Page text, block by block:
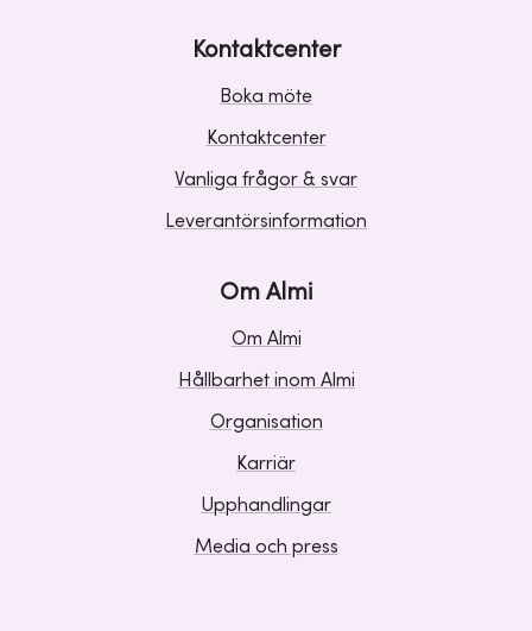
Kontaktcenter
Boka möte
Kontaktcenter
Vanliga frågor & svar
Leverantörsinformation
Om Almi
Om Almi
Hållbarhet inom Almi
Organisation
Karriär
Upphandlingar
Media och press